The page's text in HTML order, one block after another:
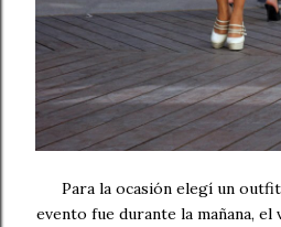
Para la ocasión elegí un
evento fue durante la mañana,